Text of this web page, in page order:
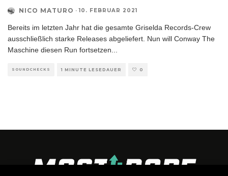
NICO MATURO · 10. FEBRUAR 2021
Bereits im letzten Jahr hat die gesamte Griselda Records-Crew
ausschließlich starke Releases abgeliefert. Nun will Conway The
Maschine diesen Run fortsetzen...
SOUNDCHECKS 1 MINUTE LESEDAUER 0